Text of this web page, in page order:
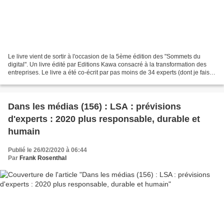
Le livre vient de sortir à l'occasion de la 5ème édition des "Sommets du
digital". Un livre édité par Editions Kawa consacré à la transformation des
entreprises. Le livre a été co-écrit par pas moins de 34 experts (dont je fais
Dans les médias (156) : LSA : prévisions
d'experts : 2020 plus responsable, durable et
humain
Publié le 26/02/2020 à 06:44
Par Frank Rosenthal